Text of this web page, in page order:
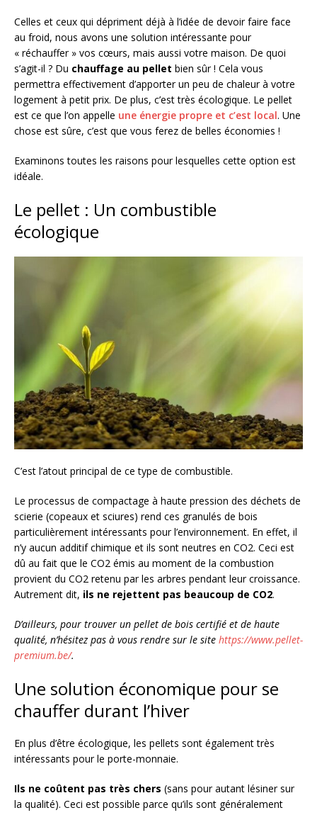
Celles et ceux qui dépriment déjà à l’idée de devoir faire face
au froid, nous avons une solution intéressante pour
« réchauffer » vos cœurs, mais aussi votre maison. De quoi
s’agit-il ? Du chauffage au pellet bien sûr ! Cela vous
permettra effectivement d’apporter un peu de chaleur à votre
logement à petit prix. De plus, c’est très écologique. Le pellet
est ce que l’on appelle une énergie propre et c’est local. Une
chose est sûre, c’est que vous ferez de belles économies !
Examinons toutes les raisons pour lesquelles cette option est
idéale.
Le pellet : Un combustible
écologique
C’est l’atout principal de ce type de combustible.
Le processus de compactage à haute pression des déchets de
scierie (copeaux et sciures) rend ces granulés de bois
particulièrement intéressants pour l’environnement. En effet, il
n’y aucun additif chimique et ils sont neutres en CO2. Ceci est
dû au fait que le CO2 émis au moment de la combustion
provient du CO2 retenu par les arbres pendant leur croissance.
Autrement dit, ils ne rejettent pas beaucoup de CO2.
D’ailleurs, pour trouver un pellet de bois certifié et de haute
qualité, n’hésitez pas à vous rendre sur le site https://www.pellet-
premium.be/.
Une solution économique pour se
chauffer durant l’hiver
En plus d’être écologique, les pellets sont également très
intéressants pour le porte-monnaie.
Ils ne coûtent pas très chers (sans pour autant lésiner sur
la qualité). Ceci est possible parce qu’ils sont généralement